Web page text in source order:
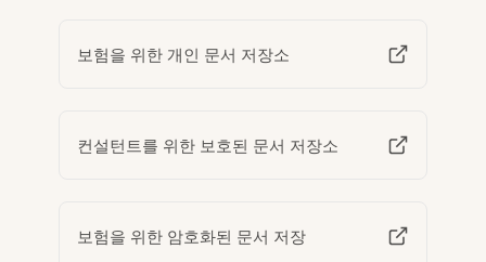
보험을 위한 개인 문서 저장소
컨설턴트를 위한 보호된 문서 저장소
보험을 위한 암호화된 문서 저장